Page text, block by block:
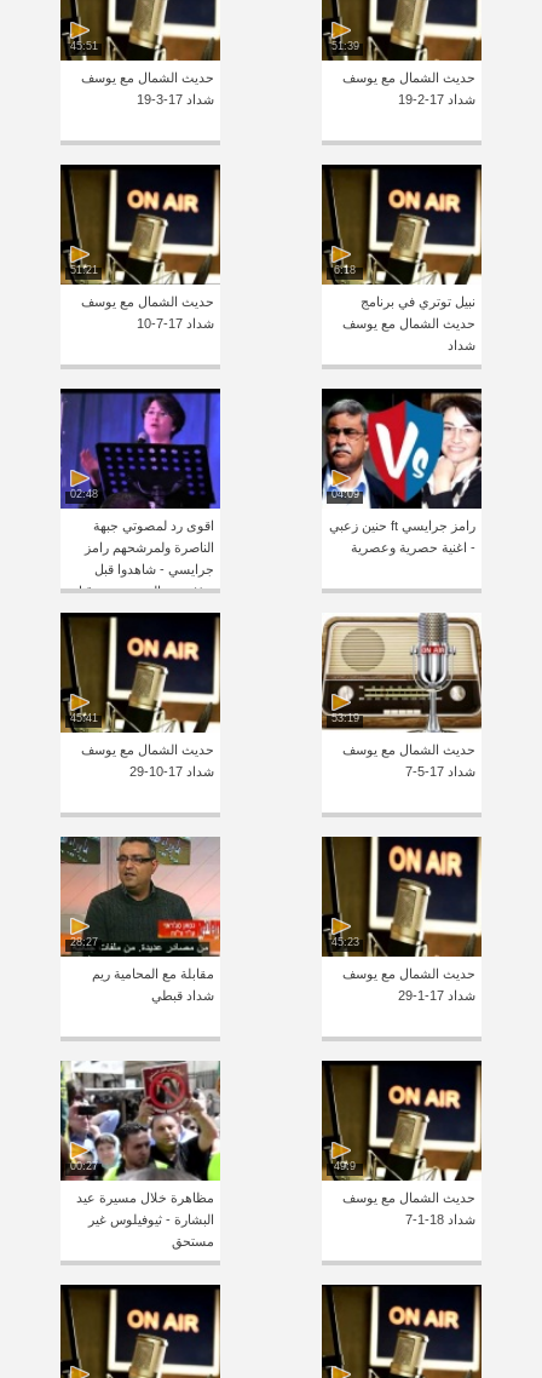
51:39
حديث الشمال مع يوسف
شداد 17-2-19
45:51
حديث الشمال مع يوسف
شداد 17-3-19
6:18
نبيل توتري في برنامج
حديث الشمال مع يوسف
شداد
51:21
حديث الشمال مع يوسف
شداد 17-7-10
04:09
رامز جرايسي ft حنين زعبي
- اغنية حصرية وعصرية
02:48
اقوى رد لمصوتي جبهة
الناصرة ولمرشحهم رامز
جرايسي - شاهدوا قبل
حذفه من اليوتيوب من قبل
الجبهة
53:19
حديث الشمال مع يوسف
شداد 17-5-7
45:41
حديث الشمال مع يوسف
شداد 17-10-29
45:23
حديث الشمال مع يوسف
شداد 17-1-29
28:27
مقابلة مع المحامية ريم
شداد قبطي
49:9
حديث الشمال مع يوسف
شداد 18-1-7
00:27
مظاهرة خلال مسيرة عيد
البشارة - ثيوفيلوس غير
مستحق